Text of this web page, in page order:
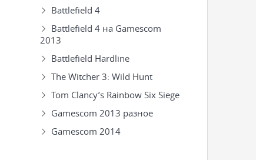
Battlefield 4
Battlefield 4 на Gamescom
2013
Battlefield Hardline
The Witcher 3: Wild Hunt
Tom Clancy’s Rainbow Six Siege
Gamescom 2013 разное
Gamescom 2014